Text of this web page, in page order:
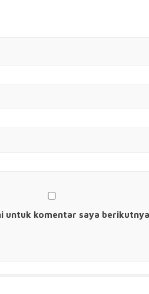
untuk komentar saya